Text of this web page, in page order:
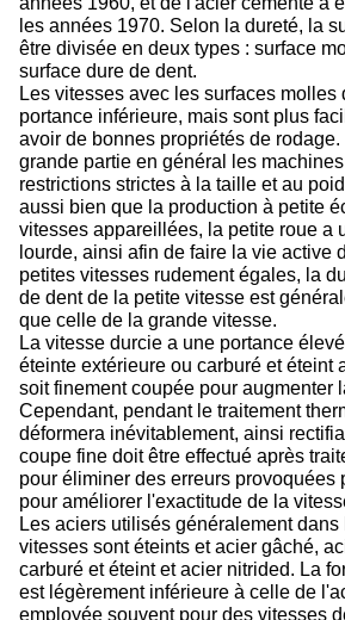
les années 1970. Selon la dureté, la
être divisée en deux types : surface
surface dure de dent.
Les vitesses avec les surfaces molles
portance inférieure, mais sont plus
avoir de bonnes propriétés de
grande partie en général les
restrictions strictes à la taille et au
aussi bien que la production à petite
vitesses appareillées, la petite roue a
lourde, ainsi afin de faire la vie active
petites vitesses rudement égales, la
de dent de la petite vitesse est
que celle de la grande vitesse.
La vitesse durcie a une portance
éteinte extérieure ou carburé et éteint
soit finement coupée pour augmenter
Cependant, pendant le traitement
déformera inévitablement, ainsi
coupe fine doit être effectué après
pour éliminer des erreurs provoquées
pour améliorer l'exactitude de la
Les aciers utilisés généralement
vitesses sont éteints et acier gâché,
carburé et éteint et acier nitrided. La
est légèrement inférieure à celle de
employée souvent pour des vitesses